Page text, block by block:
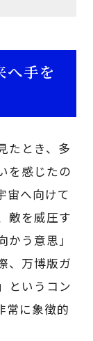
へ手を
たとき、多
を感じたの
宙へ向けて
敵を威圧す
う意思」
、万博版ガ
というコン
常に象徴的